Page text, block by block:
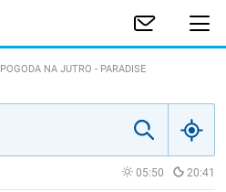
POGODA NA JUTRO - PARADISE
05:50 20:41